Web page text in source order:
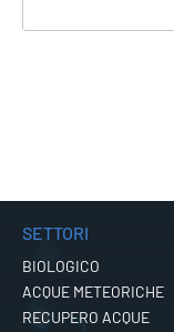
SETTORI
BIOLOGICO
ACQUE METEORICHE
RECUPERO ACQUE